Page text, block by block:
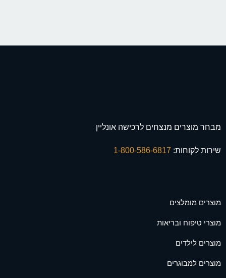
מבחר מוצרים מנצחים לרכישה אונליין
שירות לקוחות:
מוצרים מומלצים
מוצרי טיפוח ובריאות
מוצרים לילדים
מוצרים למבוגרים